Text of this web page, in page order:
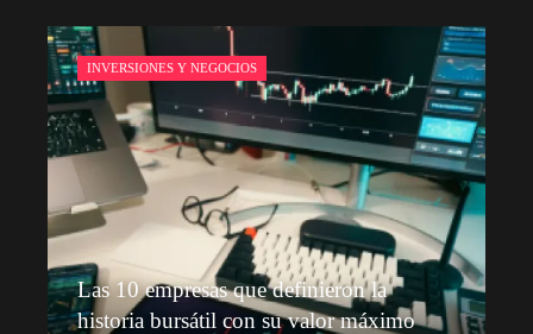
INVERSIONES Y NEGOCIOS
Las 10 empresas que definieron la
historia bursátil con su valor máximo